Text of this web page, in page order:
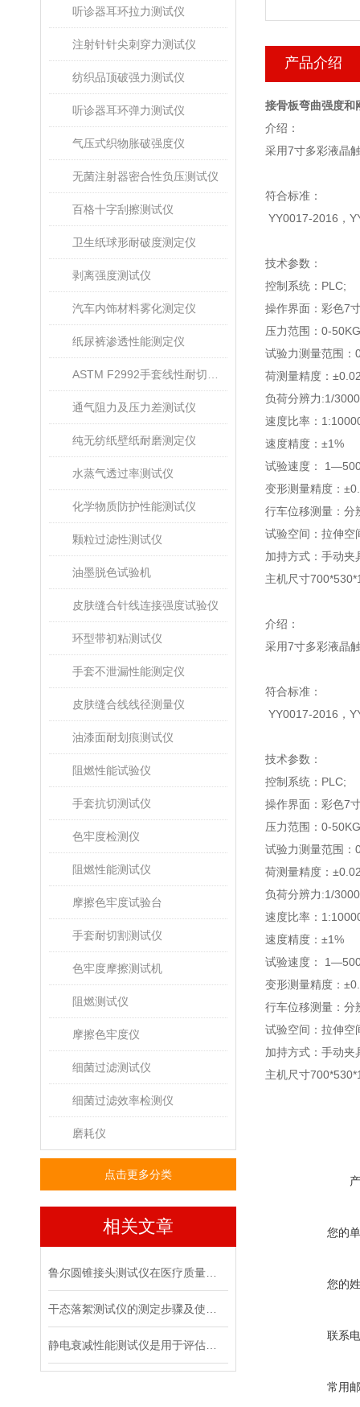
听诊器耳环拉力测试仪
注射针针尖刺穿力测试仪
纺织品顶破强力测试仪
听诊器耳环弹力测试仪
气压式织物胀破强度仪
无菌注射器密合性负压测试仪
百格十字刮擦测试仪
卫生纸球形耐破度测定仪
剥离强度测试仪
汽车内饰材料雾化测定仪
纸尿裤渗透性能测定仪
通气阻力及压力差测试仪
纯无纺纸壁纸耐磨测定仪
水蒸气透过率测试仪
化学物质防护性能测试仪
颗粒过滤性测试仪
油墨脱色试验机
皮肤缝合针线连接强度试验仪
环型带初粘测试仪
手套不泄漏性能测定仪
皮肤缝合线线径测量仪
油漆面耐划痕测试仪
阻燃性能试验仪
手套抗切测试仪
色牢度检测仪
阻燃性能测试仪
摩擦色牢度试验台
手套耐切割测试仪
色牢度摩擦测试机
阻燃测试仪
摩擦色牢度仪
细菌过滤测试仪
细菌过滤效率检测仪
磨耗仪
点击更多分类
相关文章
产品介绍
接骨板弯曲强度和
介绍：
采用7寸多彩液晶
符合标准：
YY0017-2016 ，
技术参数：
控制系统： PLC;
操作界面：彩色7
压力范围： 0-50KG
试验力测量范围：
荷测量精度：±
负荷分辨力:1/
速度比率：
速度精度：±1%
试验速度： 1—
变形测量精度：±
行车位移测量：分
试验空间：拉伸空
加持方式：手动夹
主机尺寸
介绍：
采用7寸多彩液晶
符合标准：
YY0017-2016 ，
技术参数：
控制系统： PLC;
操作界面：彩色7
压力范围： 0-50KG
试验力测量范围：
荷测量精度：±
负荷分辨力:1/
速度比率：
速度精度：±1%
试验速度： 1—
变形测量精度：±
行车位移测量：分
试验空间：拉伸空
加持方式：手动夹
主机尺寸
您的
您的
联系
常用